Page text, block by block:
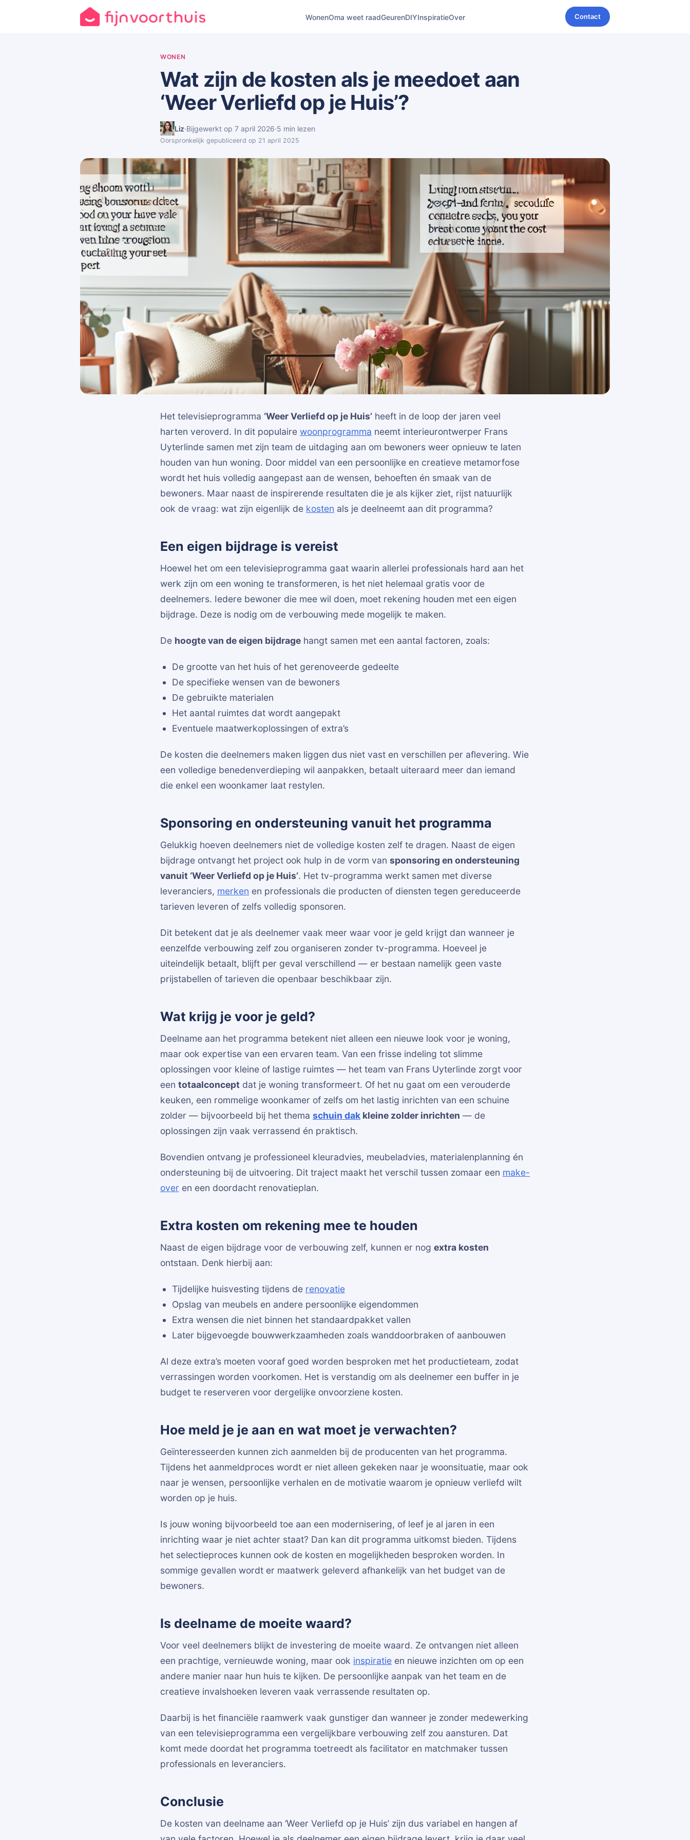
WonenOma weet raadGeurenDIYInspiratieOver Contact
WONEN
Wat zijn de kosten als je meedoet aan
‘Weer Verliefd op je Huis’?
Liz·Bijgewerkt op 7 april 2026·5 min lezen
Oorspronkelijk gepubliceerd op 21 april 2025
Het televisieprogramma ‘Weer Verliefd op je Huis’ heeft in de loop der jaren veel
harten veroverd. In dit populaire woonprogramma neemt interieurontwerper Frans
Uyterlinde samen met zijn team de uitdaging aan om bewoners weer opnieuw te laten
houden van hun woning. Door middel van een persoonlijke en creatieve metamorfose
wordt het huis volledig aangepast aan de wensen, behoeften én smaak van de
bewoners. Maar naast de inspirerende resultaten die je als kijker ziet, rijst natuurlijk
ook de vraag: wat zijn eigenlijk de kosten als je deelneemt aan dit programma?
Een eigen bijdrage is vereist
Hoewel het om een televisieprogramma gaat waarin allerlei professionals hard aan het
werk zijn om een woning te transformeren, is het niet helemaal gratis voor de
deelnemers. Iedere bewoner die mee wil doen, moet rekening houden met een eigen
bijdrage. Deze is nodig om de verbouwing mede mogelijk te maken.
De hoogte van de eigen bijdrage hangt samen met een aantal factoren, zoals:
De grootte van het huis of het gerenoveerde gedeelte
De specifieke wensen van de bewoners
De gebruikte materialen
Het aantal ruimtes dat wordt aangepakt
Eventuele maatwerkoplossingen of extra’s
De kosten die deelnemers maken liggen dus niet vast en verschillen per aflevering. Wie
een volledige benedenverdieping wil aanpakken, betaalt uiteraard meer dan iemand
die enkel een woonkamer laat restylen.
Sponsoring en ondersteuning vanuit het programma
Gelukkig hoeven deelnemers niet de volledige kosten zelf te dragen. Naast de eigen
bijdrage ontvangt het project ook hulp in de vorm van sponsoring en ondersteuning
vanuit ‘Weer Verliefd op je Huis’. Het tv-programma werkt samen met diverse
leveranciers, merken en professionals die producten of diensten tegen gereduceerde
tarieven leveren of zelfs volledig sponsoren.
Dit betekent dat je als deelnemer vaak meer waar voor je geld krijgt dan wanneer je
eenzelfde verbouwing zelf zou organiseren zonder tv-programma. Hoeveel je
uiteindelijk betaalt, blijft per geval verschillend — er bestaan namelijk geen vaste
prijstabellen of tarieven die openbaar beschikbaar zijn.
Wat krijg je voor je geld?
Deelname aan het programma betekent niet alleen een nieuwe look voor je woning,
maar ook expertise van een ervaren team. Van een frisse indeling tot slimme
oplossingen voor kleine of lastige ruimtes — het team van Frans Uyterlinde zorgt voor
een totaalconcept dat je woning transformeert. Of het nu gaat om een verouderde
keuken, een rommelige woonkamer of zelfs om het lastig inrichten van een schuine
zolder — bijvoorbeeld bij het thema schuin dak kleine zolder inrichten — de
oplossingen zijn vaak verrassend én praktisch.
Bovendien ontvang je professioneel kleuradvies, meubeladvies, materialenplanning én
ondersteuning bij de uitvoering. Dit traject maakt het verschil tussen zomaar een make-
over en een doordacht renovatieplan.
Extra kosten om rekening mee te houden
Naast de eigen bijdrage voor de verbouwing zelf, kunnen er nog extra kosten
ontstaan. Denk hierbij aan:
Tijdelijke huisvesting tijdens de renovatie
Opslag van meubels en andere persoonlijke eigendommen
Extra wensen die niet binnen het standaardpakket vallen
Later bijgevoegde bouwwerkzaamheden zoals wanddoorbraken of aanbouwen
Al deze extra’s moeten vooraf goed worden besproken met het productieteam, zodat
verrassingen worden voorkomen. Het is verstandig om als deelnemer een buffer in je
budget te reserveren voor dergelijke onvoorziene kosten.
Hoe meld je je aan en wat moet je verwachten?
Geïnteresseerden kunnen zich aanmelden bij de producenten van het programma.
Tijdens het aanmeldproces wordt er niet alleen gekeken naar je woonsituatie, maar ook
naar je wensen, persoonlijke verhalen en de motivatie waarom je opnieuw verliefd wilt
worden op je huis.
Is jouw woning bijvoorbeeld toe aan een modernisering, of leef je al jaren in een
inrichting waar je niet achter staat? Dan kan dit programma uitkomst bieden. Tijdens
het selectieproces kunnen ook de kosten en mogelijkheden besproken worden. In
sommige gevallen wordt er maatwerk geleverd afhankelijk van het budget van de
bewoners.
Is deelname de moeite waard?
Voor veel deelnemers blijkt de investering de moeite waard. Ze ontvangen niet alleen
een prachtige, vernieuwde woning, maar ook inspiratie en nieuwe inzichten om op een
andere manier naar hun huis te kijken. De persoonlijke aanpak van het team en de
creatieve invalshoeken leveren vaak verrassende resultaten op.
Daarbij is het financiële raamwerk vaak gunstiger dan wanneer je zonder medewerking
van een televisieprogramma een vergelijkbare verbouwing zelf zou aansturen. Dat
komt mede doordat het programma toetreedt als facilitator en matchmaker tussen
professionals en leveranciers.
Conclusie
De kosten van deelname aan ‘Weer Verliefd op je Huis’ zijn dus variabel en hangen af